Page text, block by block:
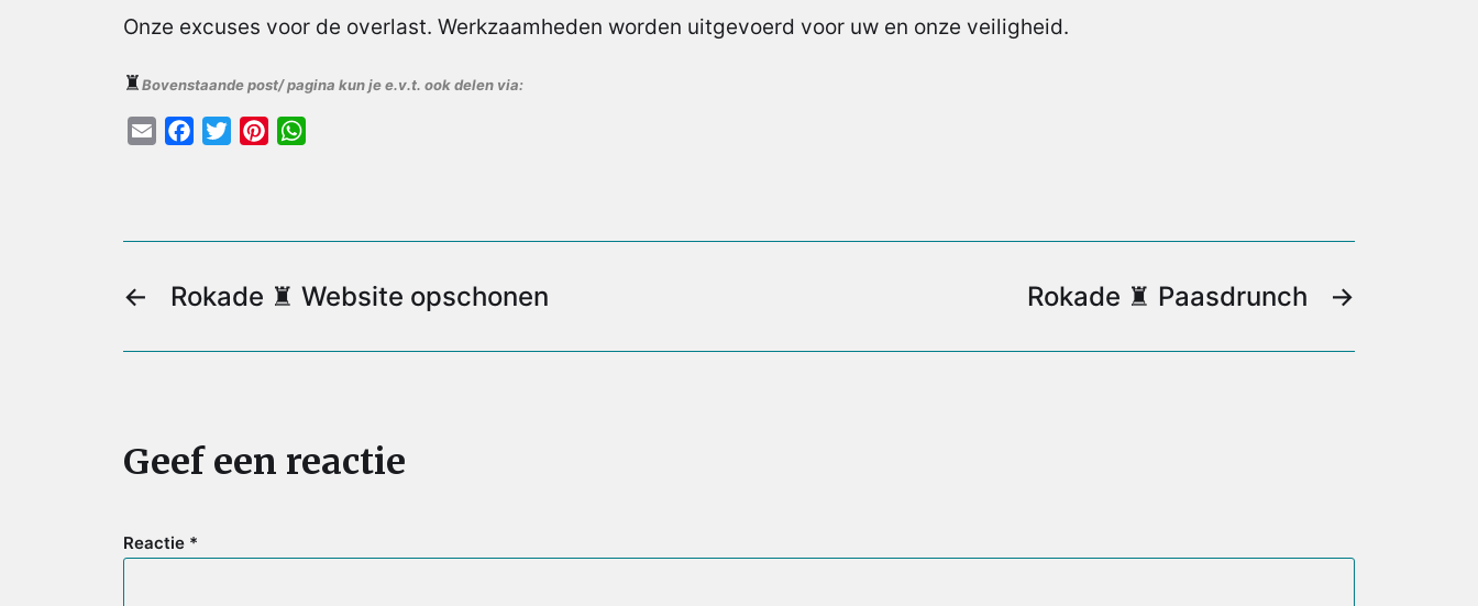
Onze excuses voor de overlast. Werkzaamheden worden uitgevoerd voor uw en onze veiligheid.
♜Bovenstaande post/ pagina kun je e.v.t. ook delen via:
l
b
o
t
r
e
e
t
s
p
← Rokade ♜ Website opschonen →
Rokade ♜ Paasdrunch
Geef een reactie
Reactie *